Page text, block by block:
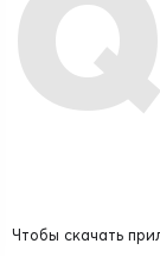
Чтобы скачать